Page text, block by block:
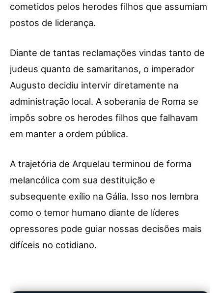
cometidos pelos herodes filhos que assumiam
postos de liderança.
Diante de tantas reclamações vindas tanto de
judeus quanto de samaritanos, o imperador
Augusto decidiu intervir diretamente na
administração local. A soberania de Roma se
impôs sobre os herodes filhos que falhavam
em manter a ordem pública.
A trajetória de Arquelau terminou de forma
melancólica com sua destituição e
subsequente exílio na Gália. Isso nos lembra
como o temor humano diante de líderes
opressores pode guiar nossas decisões mais
difíceis no cotidiano.